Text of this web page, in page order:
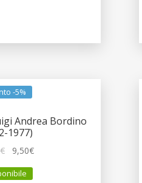
-5%
Andrea Bordino
1977)
€
originale
9,50€Il